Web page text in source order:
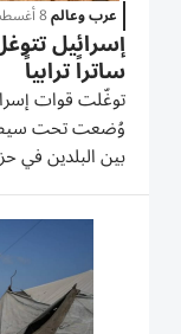
عرب وعالم8 أغسطس 2026
إسرائيل
ساتراً ترابياً
توغّلت قوات
وُضعت تحت سيطرة
بين البلدين في
اللبناني ورئيس
الوطنية